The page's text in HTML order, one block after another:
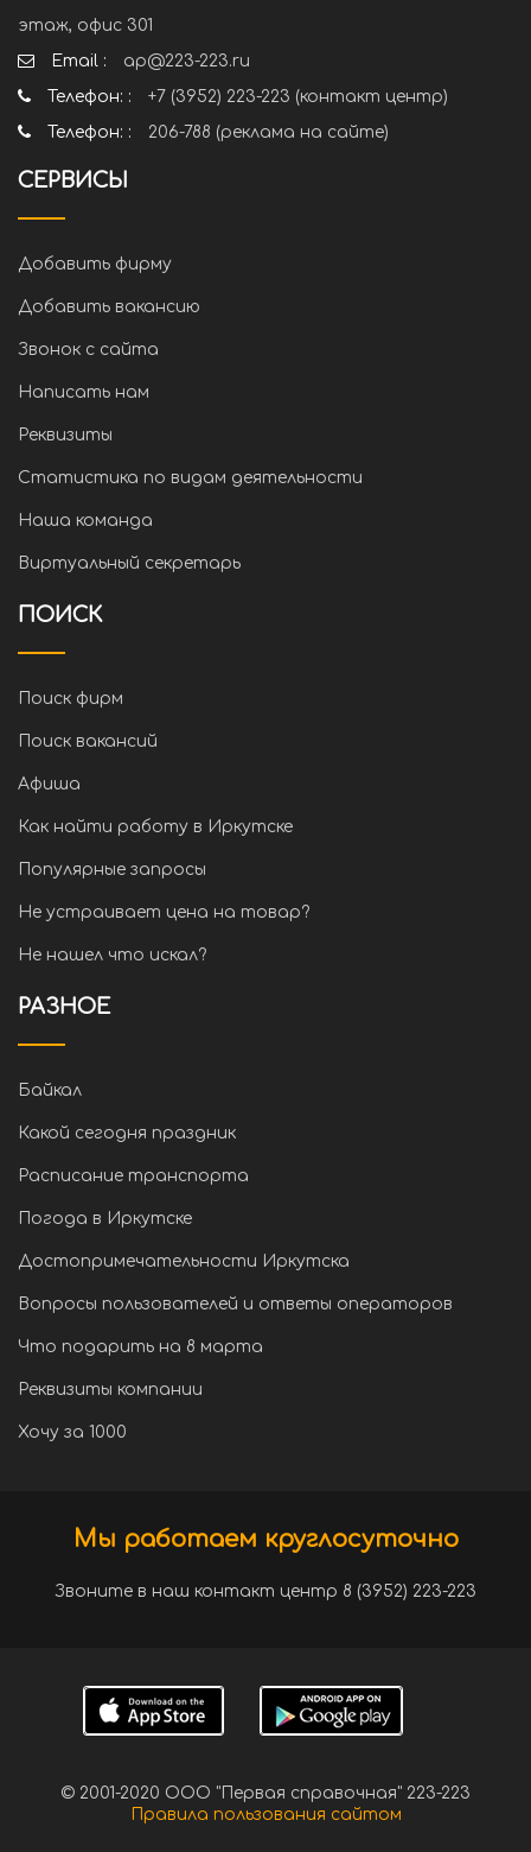
этаж, офис 301
Email :
ap@223-223.ru
Телефон: :
+7 (3952) 223-223 (контакт центр)
Телефон: :
206-788 (реклама на сайте)
СЕРВИСЫ
Добавить фирму
Добавить вакансию
Звонок с сайта
Написать нам
Реквизиты
Статистика по видам деятельности
Наша команда
Виртуальный секретарь
ПОИСК
Поиск фирм
Поиск вакансий
Афиша
Как найти работу в Иркутске
Популярные запросы
Не устраивает цена на товар?
Не нашел что искал?
РАЗНОЕ
Байкал
Какой сегодня праздник
Расписание транспорта
Погода в Иркутске
Достопримечательности Иркутска
Вопросы пользователей и ответы операторов
Что подарить на 8 марта
Реквизиты компании
Хочу за 1000
Мы работаем круглосуточно
Звоните в наш контакт центр 8 (3952) 223-223
© 2001-2020 ООО "Первая справочная" 223-223
Правила пользования сайтом